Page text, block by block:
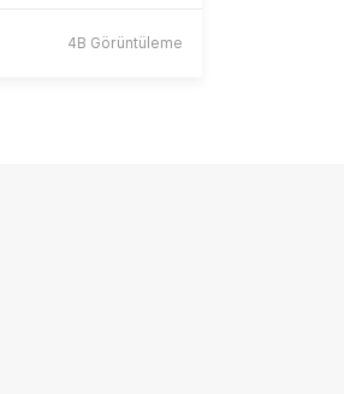
4B Görüntüleme